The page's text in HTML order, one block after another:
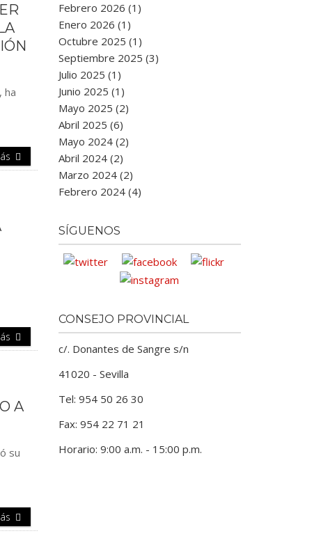
ha
A
su
Febrero 2026 (1)
Enero 2026 (1)
Octubre 2025 (1)
Septiembre 2025 (3)
Julio 2025 (1)
Junio 2025 (1)
Mayo 2025 (2)
Abril 2025 (6)
Mayo 2024 (2)
Abril 2024 (2)
Marzo 2024 (2)
Febrero 2024 (4)
SÍGUENOS
CONSEJO PROVINCIAL
c/. Donantes de Sangre s/n
41020 - Sevilla
Tel: 954 50 26 30
Fax: 954 22 71 21
Horario: 9:00 a.m. - 15:00 p.m.